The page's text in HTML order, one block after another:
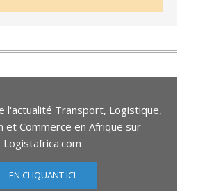
l'actualité Transport, Logistique,
et Commerce en Afrique sur
Logistafrica.com
EN CLIQUANT ICI